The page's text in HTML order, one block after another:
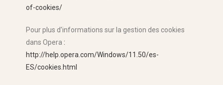
of-cookies/
Pour plus d'informations sur la gestion des cookies
dans Opera :
http://help.opera.com/Windows/11.50/es-
ES/cookies.html